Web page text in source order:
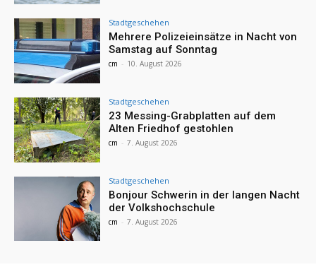
Stadtgeschehen
Mehrere Polizeieinsätze in Nacht von
Samstag auf Sonntag
cm - 10. August 2026
Stadtgeschehen
23 Messing-Grabplatten auf dem
Alten Friedhof gestohlen
cm - 7. August 2026
Stadtgeschehen
Bonjour Schwerin in der langen Nacht
der Volkshochschule
cm - 7. August 2026